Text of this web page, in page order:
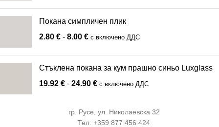
Покана симпличен плик
2.80 € - 8.00 € с включено ДДС
Стъклена покана за кум прашно синьо Luxglass
19.92 € - 24.90 € с включено ДДС
гр. Русе, ул. Николаевска 32
Тел: +359 877 456 424